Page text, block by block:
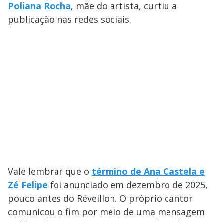
Poliana Rocha, mãe do artista, curtiu a
publicação nas redes sociais.
Vale lembrar que o término de Ana Castela e
Zé Felipe foi anunciado em dezembro de 2025,
pouco antes do Réveillon. O próprio cantor
comunicou o fim por meio de uma mensagem